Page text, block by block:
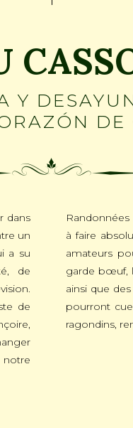
Y
DE
dans
un
a su
de
de
notre
à faire
amateurs
garde bœuf,
ainsi que
pourront
ragondins,